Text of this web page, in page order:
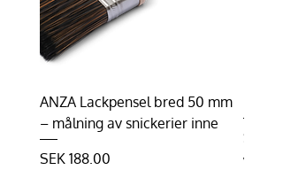
ANZA Lackpensel bred 50 mm
– målning av snickerier inne
Price
SEK 188.00
Price
SEK
VAT